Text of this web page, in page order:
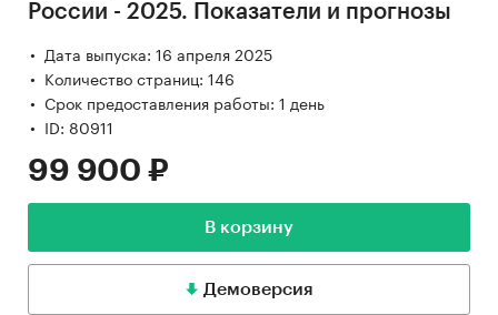
России - 2025. Показатели и прогнозы
Дата выпуска: 16 апреля 2025
Количество страниц: 146
Срок предоставления работы: 1 день
ID: 80911
99 900 ₽
В корзину
Демоверсия